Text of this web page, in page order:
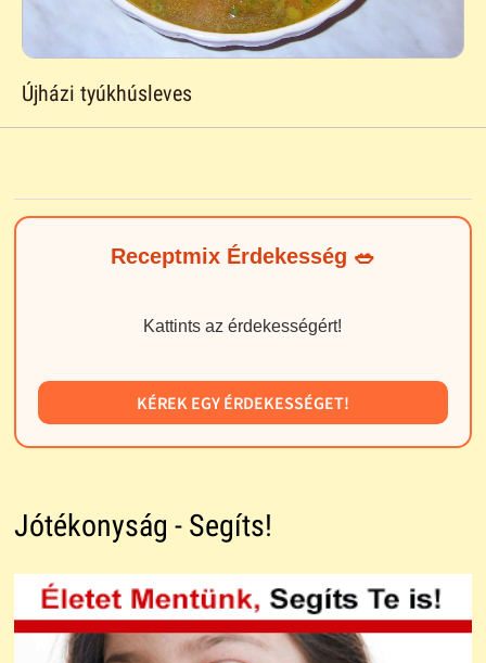
Újházi tyúkhúsleves
Receptmix Érdekesség 🥗
Kattints az érdekességért!
KÉREK EGY ÉRDEKESSÉGET!
Jótékonyság - Segíts!